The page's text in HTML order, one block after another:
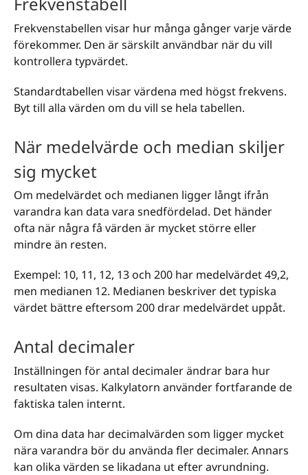
Frekvenstabellen visar hur många gånger varje värde
förekommer. Den är särskilt användbar när du vill
kontrollera typvärdet.
Standardtabellen visar värdena med högst frekvens.
Byt till alla värden om du vill se hela tabellen.
När medelvärde och median skiljer
sig mycket
Om medelvärdet och medianen ligger långt ifrån
varandra kan data vara snedfördelad. Det händer
ofta när några få värden är mycket större eller
mindre än resten.
Exempel: 10, 11, 12, 13 och 200 har medelvärdet 49,2,
men medianen 12. Medianen beskriver det typiska
värdet bättre eftersom 200 drar medelvärdet uppåt.
Antal decimaler
Inställningen för antal decimaler ändrar bara hur
resultaten visas. Kalkylatorn använder fortfarande de
faktiska talen internt.
Om dina data har decimalvärden som ligger mycket
nära varandra bör du använda fler decimaler. Annars
kan olika värden se likadana ut efter avrundning.